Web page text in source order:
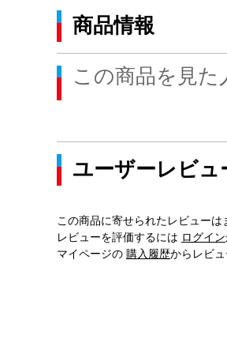
商品情報
この商品を見
ユーザーレビュ
この商品に寄せられたレビューは
レビューを評価するには ログイン
マイページの 購入履歴からレビュ